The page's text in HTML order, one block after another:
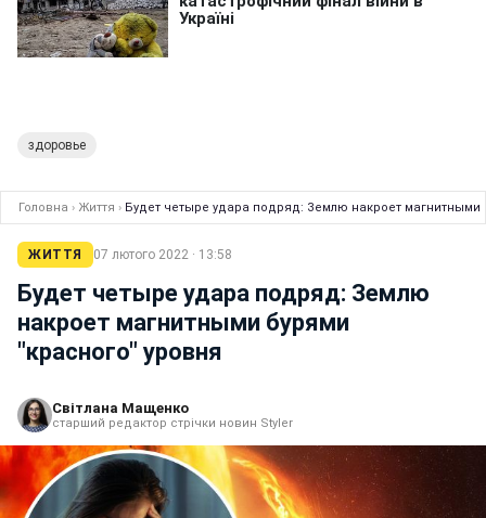
здоровье
Головна › Життя › Будет четыре удара подряд: Землю накроет магнитными
ЖИТТЯ 07 лютого 2022 · 13:58
Будет четыре удара подряд: Землю
накроет магнитными бурями
"красного" уровня
Світлана Мащенко
старший редактор стрічки новин Styler